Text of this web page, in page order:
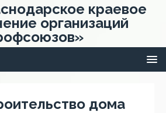
краевое
организаций
дома